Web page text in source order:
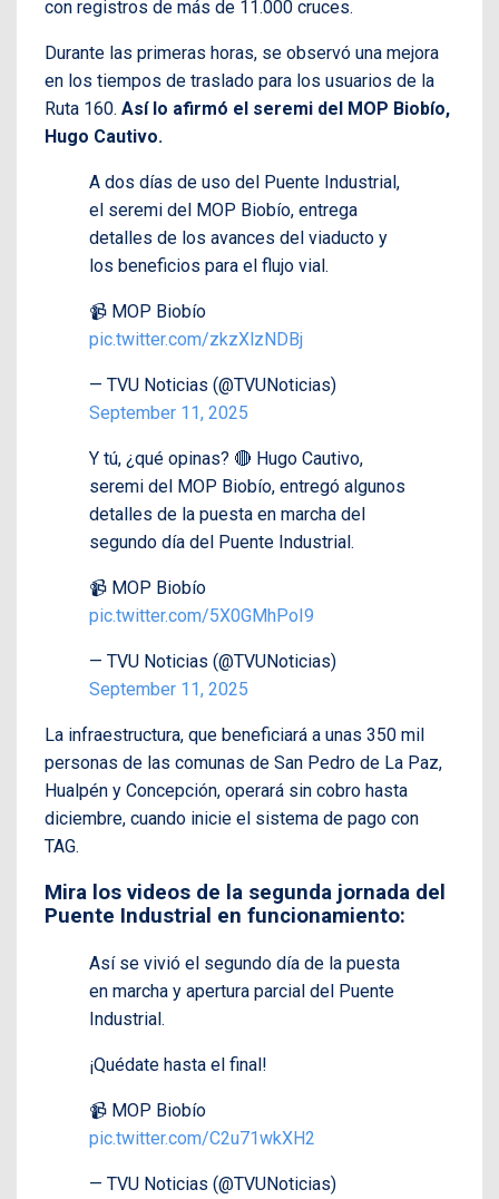
con registros de más de 11.000 cruces.
Durante las primeras horas, se observó una mejora
en los tiempos de traslado para los usuarios de la
Ruta 160. Así lo afirmó el seremi del MOP Biobío,
Hugo Cautivo.
A dos días de uso del Puente Industrial,
el seremi del MOP Biobío, entrega
detalles de los avances del viaducto y
los beneficios para el flujo vial.
📹 MOP Biobío
pic.twitter.com/zkzXlzNDBj
— TVU Noticias (@TVUNoticias)
September 11, 2025
Y tú, ¿qué opinas? 🔴 Hugo Cautivo,
seremi del MOP Biobío, entregó algunos
detalles de la puesta en marcha del
segundo día del Puente Industrial.
📹 MOP Biobío
pic.twitter.com/5X0GMhPoI9
— TVU Noticias (@TVUNoticias)
September 11, 2025
La infraestructura, que beneficiará a unas 350 mil
personas de las comunas de San Pedro de La Paz,
Hualpén y Concepción, operará sin cobro hasta
diciembre, cuando inicie el sistema de pago con
TAG.
Mira los videos de la segunda jornada del
Puente Industrial en funcionamiento:
Así se vivió el segundo día de la puesta
en marcha y apertura parcial del Puente
Industrial.
¡Quédate hasta el final!
📹 MOP Biobío
pic.twitter.com/C2u71wkXH2
— TVU Noticias (@TVUNoticias)